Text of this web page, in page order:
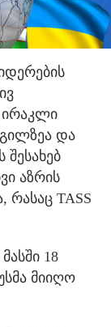
ირაკლი
და
აზრის
რასაც TASS
18
მიიღო